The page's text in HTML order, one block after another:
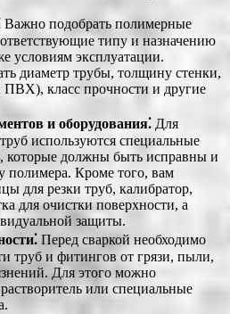
Важно подобрать полимерные
типу и назначению
условиям эксплуатации.
диаметр трубы, толщину стенки,
класс прочности и другие
и оборудования⁚ Для
используются специальные
которые должны быть исправны и
полимера. Кроме того, вам
для резки труб, калибратор,
для очистки поверхности, а
защиты.
Перед сваркой необходимо
труб и фитингов от грязи, пыли,
Для этого можно
или специальные